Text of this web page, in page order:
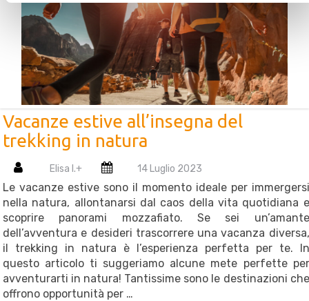
Vacanze estive all’insegna del
trekking in natura
Elisa I.+ 14 Luglio 2023
Le vacanze estive sono il momento ideale per immergersi
nella natura, allontanarsi dal caos della vita quotidiana e
scoprire panorami mozzafiato. Se sei un’amante
dell’avventura e desideri trascorrere una vacanza diversa,
il trekking in natura è l’esperienza perfetta per te. In
questo articolo ti suggeriamo alcune mete perfette per
avventurarti in natura! Tantissime sono le destinazioni che
offrono opportunità per …